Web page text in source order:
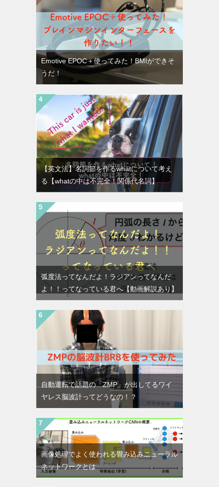
Emotive EPOC＋使ってみた！BMIができそ
うだ！
【英文法】名詞節を作るwhatについて考え
る【whatの中は不完全！関係代名詞】
弧度法ってなんだよ！ラジアンってなんだ
よ！！ってなっている君へ【動画解説あり】
自動運転で話題の「ZMP」が出してるワイ
ヤレス脳波計ってどうなの！？
画像処理でよく使われる畳み込みニューラル
ネットワークとは